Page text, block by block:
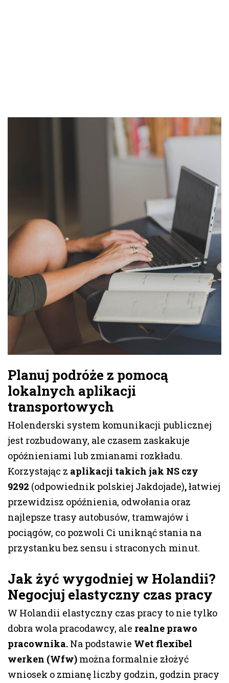
Planuj podróże z pomocą
lokalnych aplikacji
transportowych
Holenderski system komunikacji publicznej
jest rozbudowany, ale czasem zaskakuje
opóźnieniami lub zmianami rozkładu.
Korzystając z aplikacji takich jak NS czy
9292 (odpowiednik polskiej Jakdojade),łatwiej
przewidzisz opóźnienia, odwołania oraz
najlepsze trasy autobusów, tramwajów i
pociągów, co pozwoli Ci uniknąć stania na
przystanku bez sensu i straconych minut.
Jak żyć wygodniej w Holandii?
Negocjuj elastyczny czas pracy
W Holandii elastyczny czas pracy to nie tylko
dobra wola pracodawcy, ale realne prawo
pracownika. Na podstawie Wet flexibel
werken (Wfw) można formalnie złożyć
wniosek o zmianę liczby godzin, godzin pracy